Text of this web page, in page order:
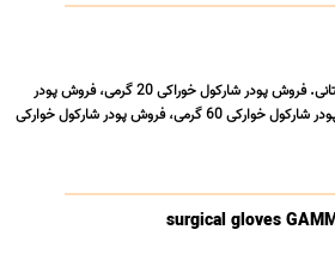
سهند تجهیز نوین. واردات و تهیه کلیه لوازم یکبار مصرف پزشکی و بیمارستانی. فروش پودر شارکول خوراکی 20 گرمی، فروش پودر
شارکول خوراکی 40 گرمی، فروش پودر شارکول خوارکی 50 گرمی، فروش پودر شارکول خوارکی 60 گرمی، فروش پودر شارکول خوارکی